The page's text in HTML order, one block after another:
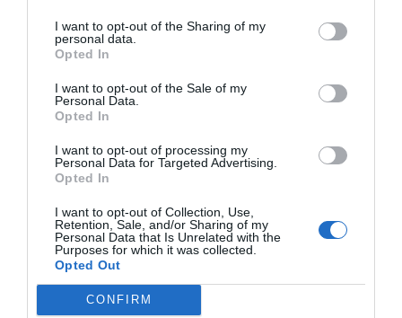
I want to opt-out of the Sharing of my
personal data.
Opted In
I want to opt-out of the Sale of my
Personal Data.
Opted In
I want to opt-out of processing my
Personal Data for Targeted Advertising.
Opted In
I want to opt-out of Collection, Use,
Retention, Sale, and/or Sharing of my
Personal Data that Is Unrelated with the
Purposes for which it was collected.
Opted Out
CONFIRM